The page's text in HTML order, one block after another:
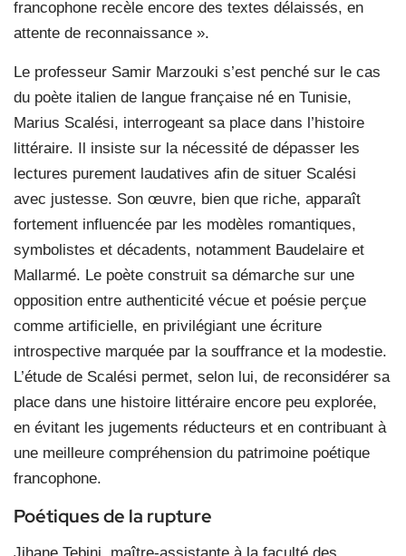
francophone recèle encore des textes délaissés, en
attente de reconnaissance ».
Le professeur Samir Marzouki s’est penché sur le cas
du poète italien de langue française né en Tunisie,
Marius Scalési, interrogeant sa place dans l’histoire
littéraire. Il insiste sur la nécessité de dépasser les
lectures purement laudatives afin de situer Scalési
avec justesse. Son œuvre, bien que riche, apparaît
fortement influencée par les modèles romantiques,
symbolistes et décadents, notamment Baudelaire et
Mallarmé. Le poète construit sa démarche sur une
opposition entre authenticité vécue et poésie perçue
comme artificielle, en privilégiant une écriture
introspective marquée par la souffrance et la modestie.
L’étude de Scalési permet, selon lui, de reconsidérer sa
place dans une histoire littéraire encore peu explorée,
en évitant les jugements réducteurs et en contribuant à
une meilleure compréhension du patrimoine poétique
francophone.
Poétiques de la rupture
Jihane Tebini, maître-assistante à la faculté des